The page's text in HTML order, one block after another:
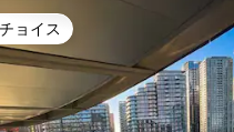
ストチョイスです。
ョイス